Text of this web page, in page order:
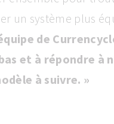
un système plus
de
et à répondre à
à suivre. »